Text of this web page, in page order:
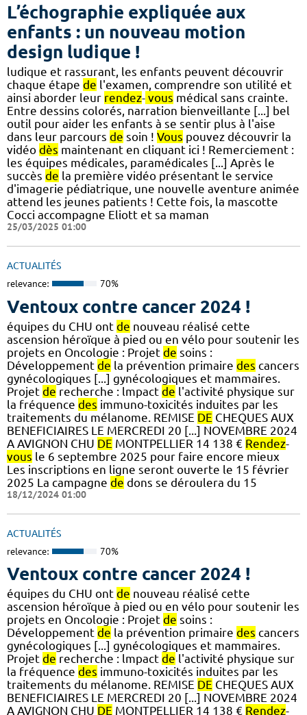
L’échographie expliquée aux
enfants : un nouveau motion
design ludique !
ludique et rassurant, les enfants peuvent découvrir
chaque étape de l'examen, comprendre son utilité et
ainsi aborder leur rendez- vous médical sans crainte.
Entre dessins colorés, narration bienveillante [...] bel
outil pour aider les enfants à se sentir plus à l'aise
dans leur parcours de soin ! Vous pouvez découvrir la
vidéo dès maintenant en cliquant ici ! Remerciement :
les équipes médicales, paramédicales [...] Après le
succès de la première vidéo présentant le service
d'imagerie pédiatrique, une nouvelle aventure animée
attend les jeunes patients ! Cette fois, la mascotte
Cocci accompagne Eliott et sa maman
25/03/2025 01:00
ACTUALITÉS
relevance: 70%
Ventoux contre cancer 2024 !
équipes du CHU ont de nouveau réalisé cette
ascension héroïque à pied ou en vélo pour soutenir les
projets en Oncologie : Projet de soins :
Développement de la prévention primaire des cancers
gynécologiques [...] gynécologiques et mammaires.
Projet de recherche : lmpact de l'activité physique sur
la fréquence des immuno-toxicités induites par les
traitements du mélanome. REMISE DE CHEQUES AUX
BENEFICIAIRES LE MERCREDI 20 [...] NOVEMBRE 2024
A AVIGNON CHU DE MONTPELLIER 14 138 € Rendez-
vous le 6 septembre 2025 pour faire encore mieux
Les inscriptions en ligne seront ouverte le 15 février
2025 La campagne de dons se déroulera du 15
18/12/2024 01:00
ACTUALITÉS
relevance: 70%
Ventoux contre cancer 2024 !
équipes du CHU ont de nouveau réalisé cette
ascension héroïque à pied ou en vélo pour soutenir les
projets en Oncologie : Projet de soins :
Développement de la prévention primaire des cancers
gynécologiques [...] gynécologiques et mammaires.
Projet de recherche : lmpact de l'activité physique sur
la fréquence des immuno-toxicités induites par les
traitements du mélanome. REMISE DE CHEQUES AUX
BENEFICIAIRES LE MERCREDI 20 [...] NOVEMBRE 2024
A AVIGNON CHU DE MONTPELLIER 14 138 € Rendez-